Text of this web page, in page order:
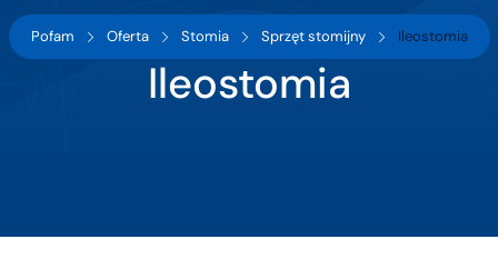
Pofam Oferta Stomia Sprzęt stomijny Ileostomia
Ileostomia